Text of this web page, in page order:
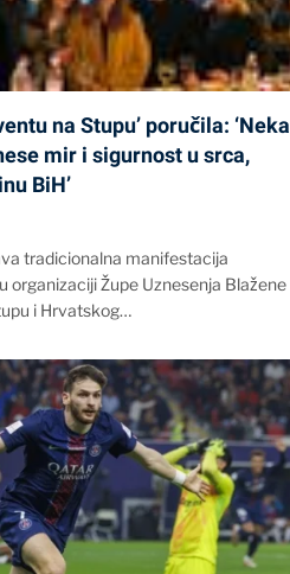
na Stupu’ poručila: ‘Neka
mir i sigurnost u srca,
BiH’
tradicionalna manifestacija
organizaciji Župe Uznesenja Blažene
i Hrvatskog…